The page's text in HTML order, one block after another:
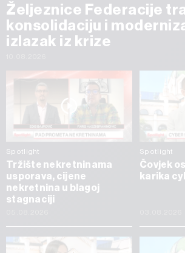
Željeznice Federacije
konsolidaciju i
izlazak iz krize
Spotlight
Tržište nekretninama
usporava, cijene
nekretnina u blagoj
stagnaciji
Spotlight
Čovjek
karika